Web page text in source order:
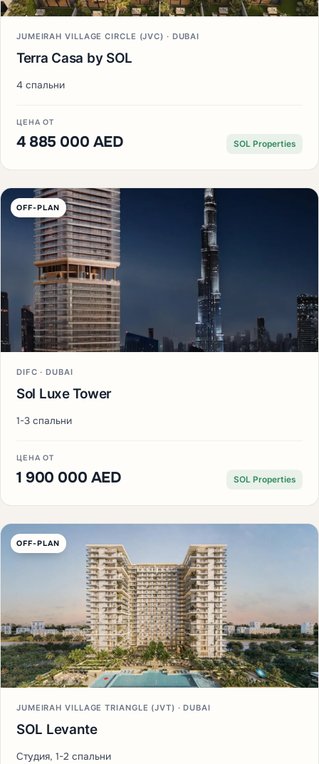
JUMEIRAH VILLAGE CIRCLE (JVC) · DUBAI
Terra Casa by SOL
4 спальни
ЦЕНА ОТ
4 885 000 AED SOL Properties
OFF-PLAN
DIFC · DUBAI
Sol Luxe Tower
1-3 спальни
ЦЕНА ОТ
1 900 000 AED SOL Properties
OFF-PLAN
JUMEIRAH VILLAGE TRIANGLE (JVT) · DUBAI
SOL Levante
Студия, 1-2 спальни